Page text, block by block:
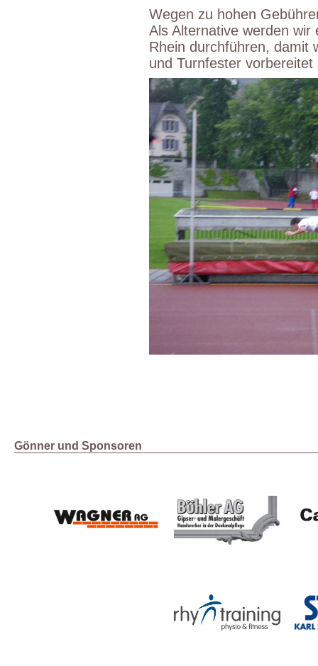
Wegen zu hohen
Als Alternative werden wir
Rhein durchführen, damit
und Turnfester vorbereitet
Gönner und Sponsoren